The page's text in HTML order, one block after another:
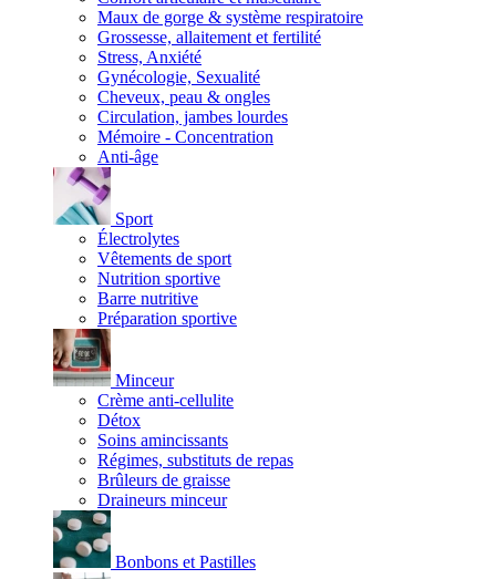
Maux de gorge & système respiratoire
Grossesse, allaitement et fertilité
Stress, Anxiété
Gynécologie, Sexualité
Cheveux, peau & ongles
Circulation, jambes lourdes
Mémoire - Concentration
Anti-âge
Sport
Électrolytes
Vêtements de sport
Nutrition sportive
Barre nutritive
Préparation sportive
Minceur
Crème anti-cellulite
Détox
Soins amincissants
Régimes, substituts de repas
Brûleurs de graisse
Draineurs minceur
Bonbons et Pastilles